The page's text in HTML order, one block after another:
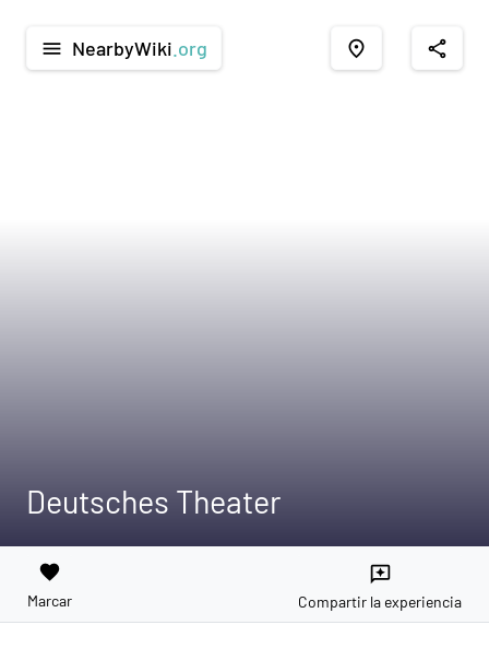
menu NearbyWiki .org place share
Deutsches Theater
favorite
Marcar
reviews
Compartir la experiencia